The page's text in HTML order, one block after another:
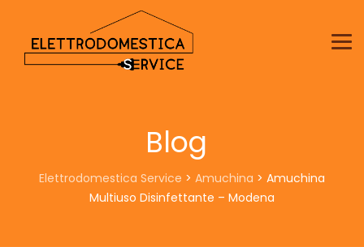
Blog
Elettrodomestica Service > Amuchina > Amuchina
Multiuso Disinfettante – Modena